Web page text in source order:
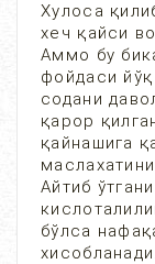
Хулоса
хеч қайси
Аммо бу
фойдаси
содани
қарор
қайнашига
Айтиб
бўлса